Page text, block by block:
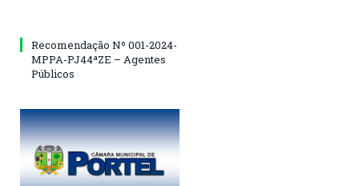
Recomendação Nº 001-2024-
MPPA-PJ44ªZE – Agentes
Públicos